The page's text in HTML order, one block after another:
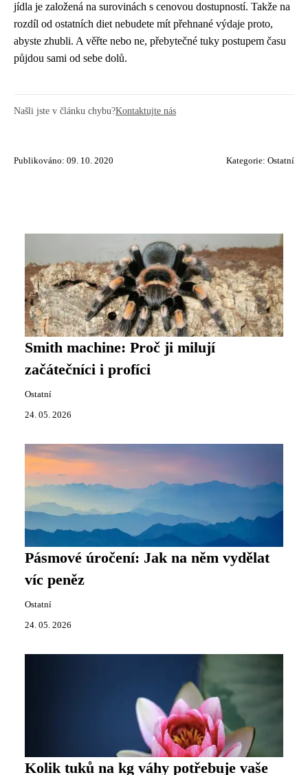
jídla je založená na surovinách s cenovou dostupností. Takže na
rozdíl od ostatních diet nebudete mít přehnané výdaje proto,
abyste zhubli. A věřte nebo ne, přebytečné tuky postupem času
půjdou sami od sebe dolů.
Našli jste v článku chybu?Kontaktujte nás
Publikováno: 09. 10. 2020 Kategorie: Ostatní
Smith machine: Proč ji milují
začátečníci i profíci
Ostatní
24. 05. 2026
Pásmové úročení: Jak na něm vydělat
víc peněz
Ostatní
24. 05. 2026
Kolik tuků na kg váhy potřebuje vaše